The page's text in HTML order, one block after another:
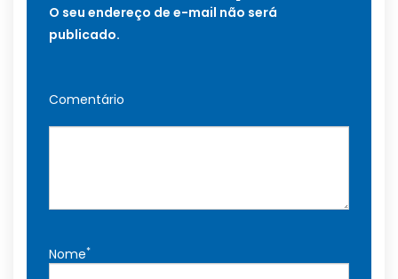
O seu endereço de e-mail não será
publicado.
Comentário
Nome*